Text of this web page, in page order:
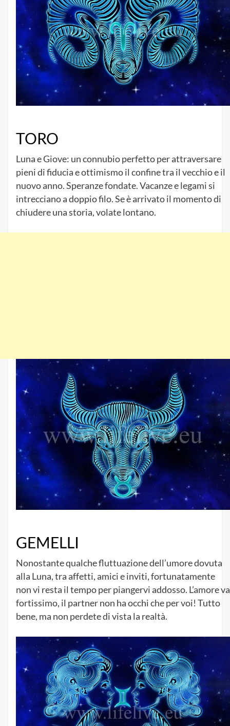
TORO
Luna e Giove: un connubio perfetto per attraversare
pieni di fiducia e ottimismo il confine tra il vecchio e il
nuovo anno. Speranze fondate. Vacanze e legami si
intrecciano a doppio filo. Se è arrivato il momento di
chiudere una storia, volate lontano.
GEMELLI
Nonostante qualche fluttuazione dell’umore dovuta
alla Luna, tra affetti, amici e inviti, fortunatamente
non vi resta il tempo per piangervi addosso. L’amore va
fortissimo, il partner non ha occhi che per voi! Tutto
bene, ma non perdete di vista la realtà.